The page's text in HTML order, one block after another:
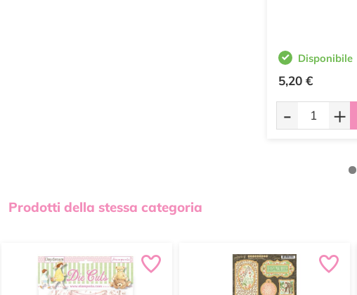
Disponibile
5,20 €
- +
Prodotti della stessa categoria